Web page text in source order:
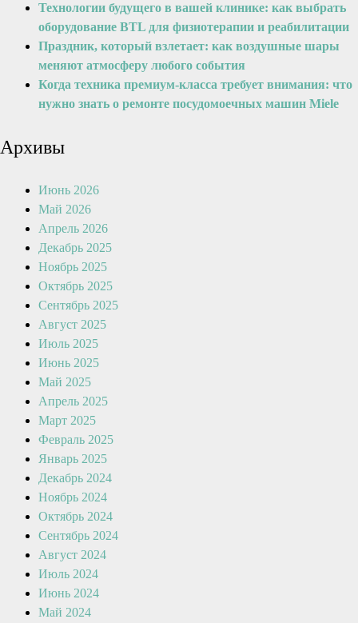
Технологии будущего в вашей клинике: как выбрать
оборудование BTL для физиотерапии и реабилитации
Праздник, который взлетает: как воздушные шары
меняют атмосферу любого события
Когда техника премиум-класса требует внимания: что
нужно знать о ремонте посудомоечных машин Miele
Архивы
Июнь 2026
Май 2026
Апрель 2026
Декабрь 2025
Ноябрь 2025
Октябрь 2025
Сентябрь 2025
Август 2025
Июль 2025
Июнь 2025
Май 2025
Апрель 2025
Март 2025
Февраль 2025
Январь 2025
Декабрь 2024
Ноябрь 2024
Октябрь 2024
Сентябрь 2024
Август 2024
Июль 2024
Июнь 2024
Май 2024